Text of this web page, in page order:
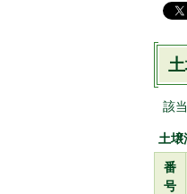
該
土壌
番
号